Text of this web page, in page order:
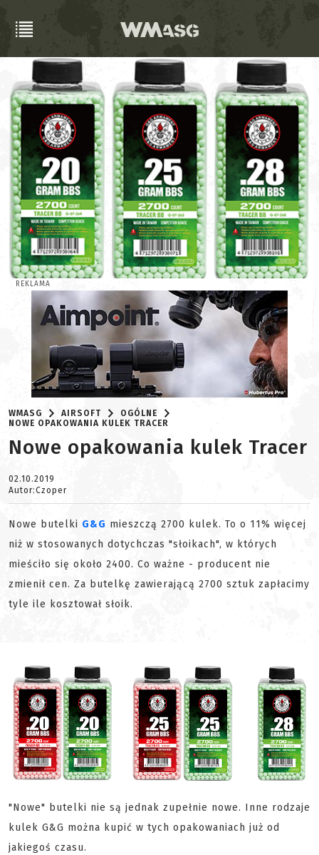
REKLAMA
WMASG AIRSOFT
OGÓLNE
NOWE OPAKOWANIA KULEK TRACER
Nowe opakowania kulek Tracer
02.10.2019
Autor:Czoper
Nowe butelki G&G mieszczą 2700 kulek. To o 11% więcej
niż w stosowanych dotychczas "słoikach", w których
mieściło się około 2400. Co ważne - producent nie
zmienił cen. Za butelkę zawierającą 2700 sztuk zapłacimy
tyle ile kosztował słoik.
"Nowe" butelki nie są jednak zupełnie nowe. Inne rodzaje
kulek G&G można kupić w tych opakowaniach już od
jakiegoś czasu.